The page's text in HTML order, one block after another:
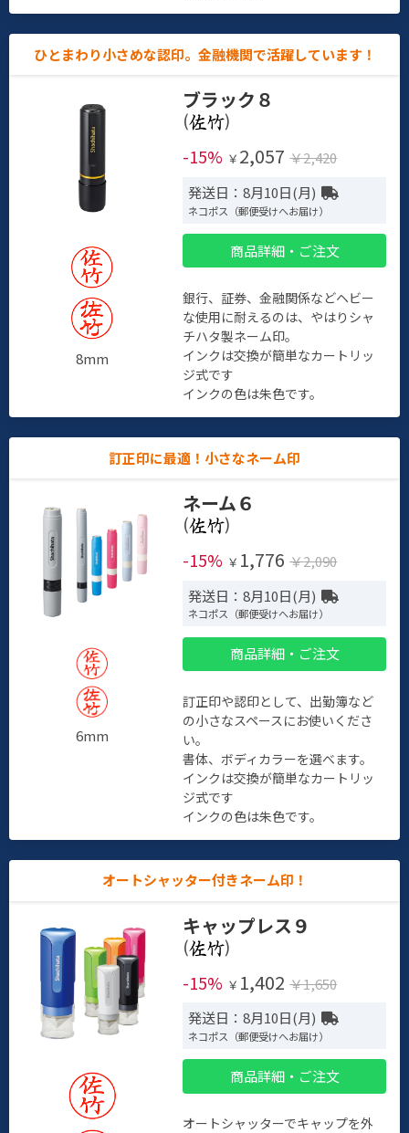
ひとまわり小さめな認印。金融機関で活躍しています！
8mm
ブラック８
(
)
-15% ￥ 2,057 ￥2,420
発送日：8月10日(月)
ネコポス（郵便受けへお届け）
商品詳細・ご注文
銀行、証券、金融関係などヘビー
な使用に耐えるのは、やはりシャ
チハタ製ネーム印。
インクは交換が簡単なカートリッ
ジ式です
インクの色は朱色です。
訂正印に最適！小さなネーム印
6mm
ネーム６
(
)
-15% ￥ 1,776 ￥2,090
発送日：8月10日(月)
ネコポス（郵便受けへお届け）
商品詳細・ご注文
訂正印や認印として、出勤簿など
の小さなスペースにお使いくださ
い。
書体、ボディカラーを選べます。
インクは交換が簡単なカートリッ
ジ式です
インクの色は朱色です。
オートシャッター付きネーム印！
キャップレス９
(
)
-15% ￥ 1,402 ￥1,650
発送日：8月10日(月)
ネコポス（郵便受けへお届け）
商品詳細・ご注文
オートシャッターでキャップを外